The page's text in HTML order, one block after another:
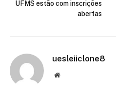
UFMS estão com inscrições
abertas
uesleiiclone8
Website